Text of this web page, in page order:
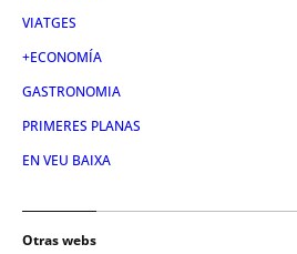
VIATGES
+ECONOMÍA
GASTRONOMIA
PRIMERES PLANAS
EN VEU BAIXA
Otras webs